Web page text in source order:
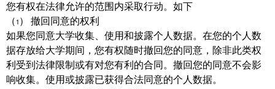
您有权在法律允许的范围内采取行动。如下
（1） 撤回同意的权利
如果您同意大学收集、使用和披露个人数据。在您的个人数
据存放给大学期间，您有权随时撤回您的同意，除非此类权
利受到法律限制或有对您有利的合同。撤回您的同意不会影
响收集。使用或披露已获得合法同意的个人数据。